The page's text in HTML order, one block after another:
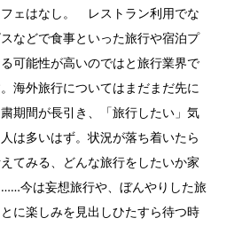
ェはなし。 レストラン利用でな
などで食事といった旅行や宿泊プ
可能性が高いのではと旅行業界で
海外旅行についてはまだまだ先に
期間が長引き、「旅行したい」気
は多いはず。状況が落ち着いたら
てみる、どんな旅行をしたいか家
今は妄想旅行や、ぼんやりした旅
に楽しみを見出しひたすら待つ時